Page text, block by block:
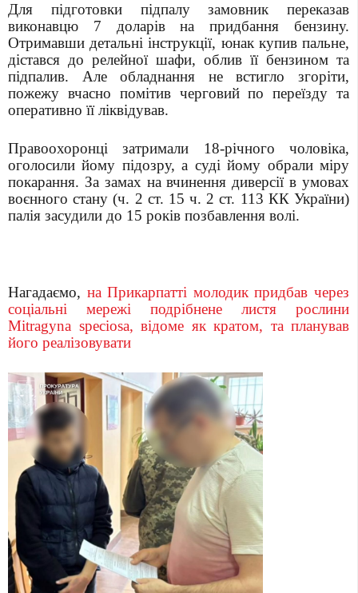
Для підготовки підпалу замовник переказав
виконавцю 7 доларів на придбання бензину.
Отримавши детальні інструкції, юнак купив пальне,
дістався до релейної шафи, облив її бензином та
підпалив. Але обладнання не встигло згоріти,
пожежу вчасно помітив черговий по переїзду та
оперативно її ліквідував.
Правоохоронці затримали 18-річного чоловіка,
оголосили йому підозру, а суді йому обрали міру
покарання. За замах на вчинення диверсії в умовах
воєнного стану (ч. 2 ст. 15 ч. 2 ст. 113 КК України)
палія засудили до 15 років позбавлення волі.
Нагадаємо, на Прикарпатті молодик придбав через
соціальні мережі подрібнене листя рослини
Mitragyna speciosa, відоме як кратом, та планував
його реалізовувати